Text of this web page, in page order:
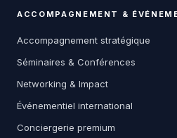
ACCOMPAGNEMENT &
Accompagnement stratégique
Séminaires & Conférences
Networking & Impact
Événementiel international
Conciergerie premium